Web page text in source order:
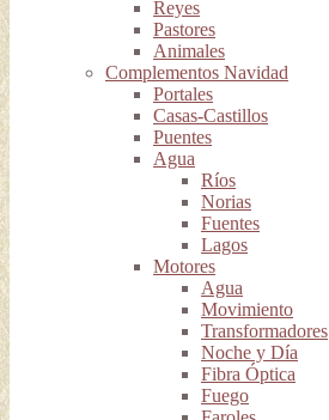
Reyes
Pastores
Animales
Complementos Navidad
Portales
Casas-Castillos
Puentes
Agua
Ríos
Norias
Fuentes
Lagos
Motores
Agua
Movimiento
Transformadores
Noche y Día
Fibra Óptica
Fuego